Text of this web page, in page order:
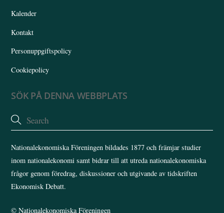
Kalender
Kontakt
Personuppgiftspolicy
Cookiepolicy
SÖK PÅ DENNA WEBBPLATS
Nationalekonomiska Föreningen bildades 1877 och främjar studier
inom nationalekonomi samt bidrar till att utreda nationalekonomiska
frågor genom föredrag, diskussioner och utgivande av tidskriften
Ekonomisk Debatt.
©Nationalekonomiska Föreningen